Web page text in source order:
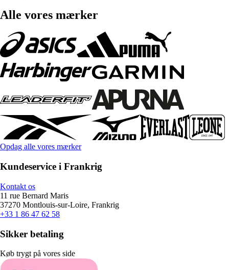
Alle vores mærker
Opdag alle vores mærker
Kundeservice i Frankrig
Kontakt os
11 rue Bernard Maris
37270 Montlouis-sur-Loire, Frankrig
+33 1 86 47 62 58
Sikker betaling
Køb trygt på vores side